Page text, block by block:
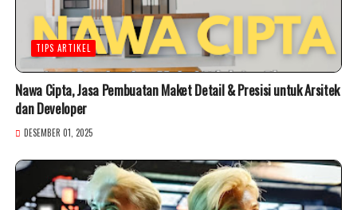
TIPS ARTIKEL
Nawa Cipta, Jasa Pembuatan Maket Detail & Presisi untuk Arsitek
dan Developer
DESEMBER 01, 2025